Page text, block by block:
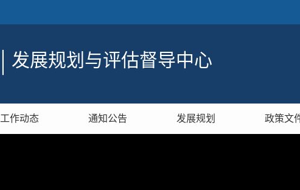
发展规划与评估督导中心
工作动态 通知公告 发展规划 政策文